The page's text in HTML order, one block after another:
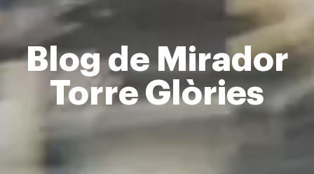
Blog de Mirador
Torre Glòries